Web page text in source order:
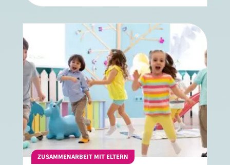
ZUSAMMENARBEIT MIT ELTERN